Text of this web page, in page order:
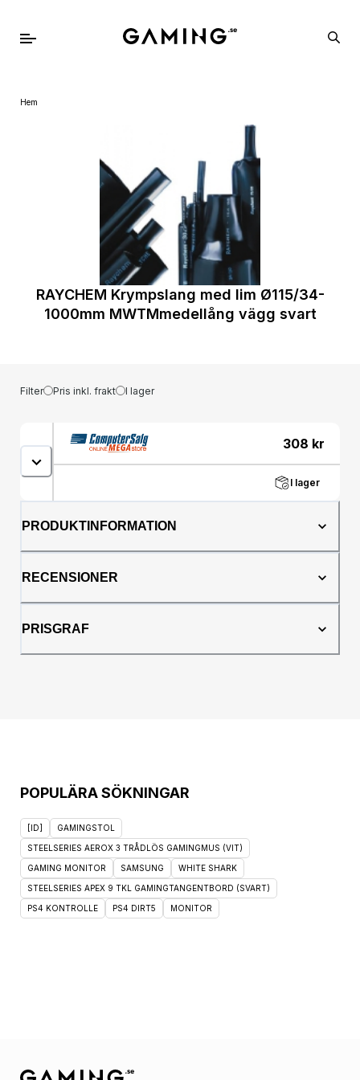
Hem
RAYCHEM Krympslang med lim Ø115/34-
1000mm MWTMmedellång vägg svart
Filter Pris inkl. frakt I lager
308 kr
I lager
PRODUKTINFORMATION
RECENSIONER
PRISGRAF
POPULÄRA SÖKNINGAR
[ID] GAMINGSTOL
STEELSERIES AEROX 3 TRÅDLÖS GAMINGMUS (VIT)
GAMING MONITOR SAMSUNG WHITE SHARK
STEELSERIES APEX 9 TKL GAMINGTANGENTBORD (SVART)
PS4 KONTROLLE PS4 DIRT5 MONITOR